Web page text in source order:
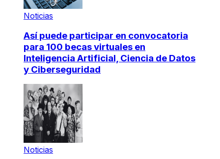
Noticias
Así puede participar en convocatoria
para 100 becas virtuales en
Inteligencia Artificial, Ciencia de Datos
y Ciberseguridad
Noticias